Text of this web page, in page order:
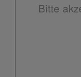
Bitte